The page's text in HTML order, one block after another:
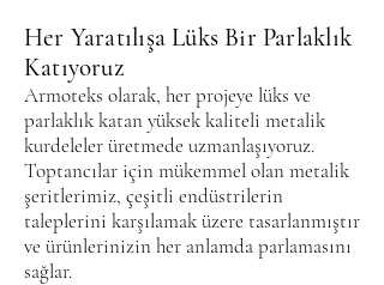
Her Yaratılışa Lüks Bir Parlaklık
Katıyoruz
Armoteks olarak, her projeye lüks ve
parlaklık katan yüksek kaliteli metalik
kurdeleler üretmede uzmanlaşıyoruz.
Toptancılar için mükemmel olan metalik
şeritlerimiz, çeşitli endüstrilerin
taleplerini karşılamak üzere tasarlanmıştır
ve ürünlerinizin her anlamda parlamasını
sağlar.